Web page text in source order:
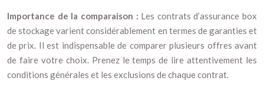
Importance de la comparaison : Les contrats d’assurance box
de stockage varient considérablement en termes de garanties et
de prix. Il est indispensable de comparer plusieurs offres avant
de faire votre choix. Prenez le temps de lire attentivement les
conditions générales et les exclusions de chaque contrat.